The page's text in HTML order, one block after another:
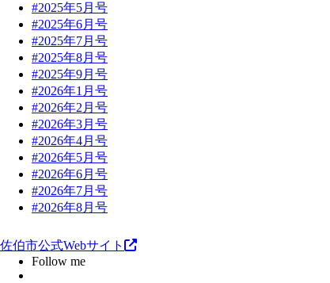
#2025年5月号
#2025年6月号
#2025年7月号
#2025年8月号
#2025年9月号
#2026年1月号
#2026年2月号
#2026年3月号
#2026年4月号
#2026年5月号
#2026年6月号
#2026年7月号
#2026年8月号
佐伯市公式Webサイト
Follow me